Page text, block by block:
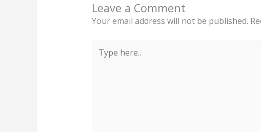
Leave a Comment
Your email address will not be published.
here..